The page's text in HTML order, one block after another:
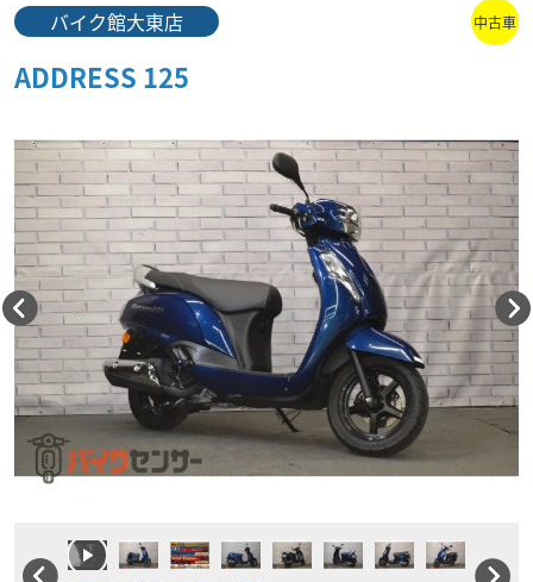
バイク館大東店 中古車
ADDRESS 125